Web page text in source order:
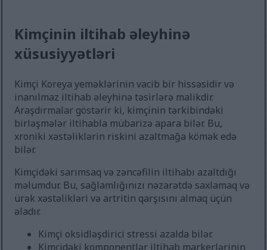
Kimçinin iltihab əleyhinə
xüsusiyyətləri
Kimçi Koreya yeməklərinin vacib bir hissəsidir və
inanılmaz iltihab əleyhinə təsirlərə malikdir.
Araşdırmalar göstərir ki, kimçinin tərkibindəki
birləşmələr iltihabla mübarizə apara bilər. Bu,
xroniki xəstəliklərin riskini azaltmağa kömək edə
bilər.
Kimçidəki sarımsaq və zəncəfilin iltihabı azaltdığı
məlumdur. Bu, sağlamlığınızı nəzarətdə saxlamaq və
ürək xəstəlikləri və artritin qarşısını almaq üçün
əladır.
Kimçi oksidləşdirici stressi azalda bilər.
Kimçidəki komponentlər iltihab markerlərinin